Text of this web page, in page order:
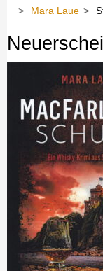
Mara Laue